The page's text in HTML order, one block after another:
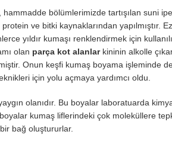
bölümlerimizde tartışılan suni
ve bitki kaynaklarından yapılmıştır.
yıldır kumaşı renklendirmek için
olan parça kot alanlar kininin alkolle
Onun keşfi kumaş boyama işleminde
için yolu açmaya yardımcı oldu.
olanıdır. Bu boyalar laboratuarda
kumaş liflerindeki çok moleküllere
bağ oluştururlar.